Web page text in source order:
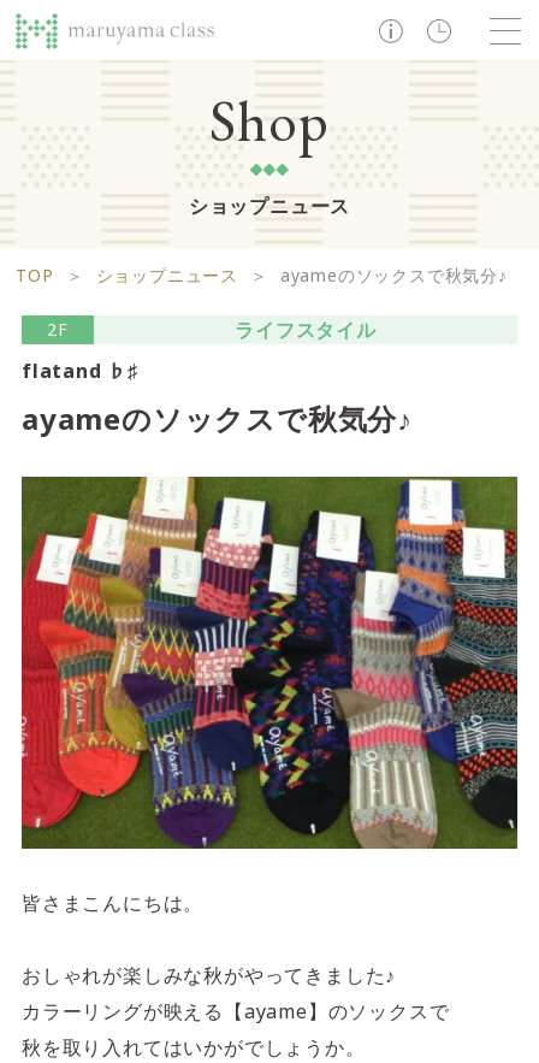
TOP
ショップ レストラン・カフェ ショップニュース
検索
マルヤマ クラスとは
木曜の市
Zooっと割
求人情報
サイトご利用にあたって
サイトマップ
閉じる
Life support floor
ライフサポートフロア
営業時間 10:00 ~ 20:00
1F Food boutique floor
フードブティックフロア
営業時間 10:00 ~ 20:00
※一部店舗は営業時間が異なります。
2F Fashion & Life style floor
ファッション＆ライフスタイルフロア
営業時間 10:00 ~ 20:00
3F Service & Beauty & Restaurant
floor
営業時間 10:00 ~ 22:00
Shop
ショップニュース
TOP ＞ ショップニュース ＞ ayameのソックスで秋気分♪
2F
ライフスタイル
flatand ♭♯
ayameのソックスで秋気分♪
皆さまこんにちは。
おしゃれが楽しみな秋がやってきました♪
カラーリングが映える【ayame】のソックスで
秋を取り入れてはいかがでしょうか。